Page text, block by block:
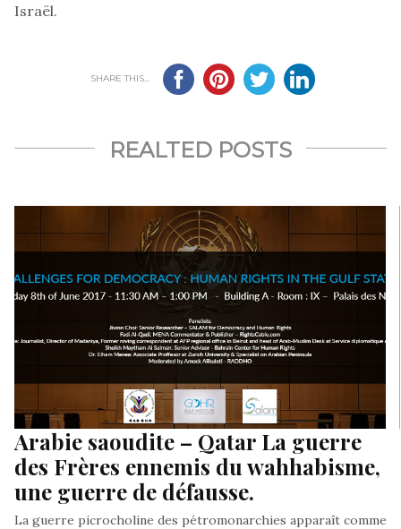
Israël.
SHARE THIS...
REALTED POSTS
Arabie saoudite – Qatar La guerre
des Frères ennemis du wahhabisme,
une guerre de défausse.
La guerre picrocholine des pétromonarchies apparaît comme